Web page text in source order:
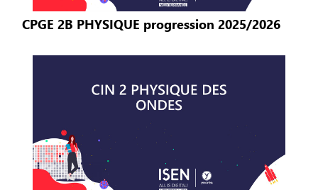
CPGE 2B PHYSIQUE progression 2025/2026